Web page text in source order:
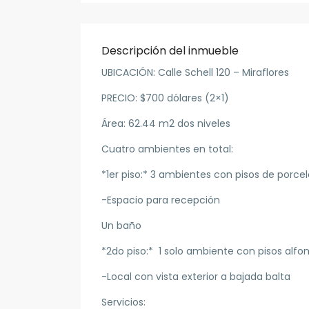
Descripción del inmueble
UBICACIÓN: Calle Schell 120 – Miraflores
PRECIO: $700 dólares (2×1)
Área: 62.44 m2 dos niveles
Cuatro ambientes en total:
*1er piso:* 3 ambientes con pisos de
-Espacio para recepción
Un baño
*2do piso:* 1 solo ambiente con pisos
-Local con vista exterior a bajada balta
Servicios: